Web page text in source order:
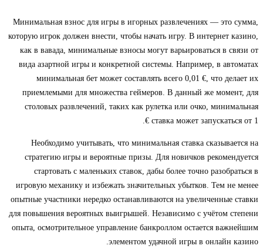
Минимальная взнос для игры в игорных развлечениях — это сумма,
которую игрок должен внести, чтобы начать игру. В интернет казино,
как в вавада, минимальные взносы могут варьироваться в связи от
вида азартной игры и конкретной системы. Например, в автоматах
минимальная бет может составлять всего 0,01 €, что делает их
приемлемыми для множества геймеров. В данный же момент, для
столовых развлечений, таких как рулетка или очко, минимальная
ставка может запускаться от 1 €.
Необходимо учитывать, что минимальная ставка сказывается на
стратегию игры и вероятные призы. Для новичков рекомендуется
стартовать с маленьких ставок, дабы более точно разобраться в
игровую механику и избежать значительных убытков. Тем не менее
опытные участники нередко останавливаются на увеличенные ставки
для повышения вероятных выигрышей. Независимо с учётом степени
опыта, осмотрительное управление банкроллом остается важнейшим
элементом удачной игры в онлайн казино.